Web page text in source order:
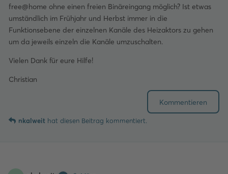
free@home ohne einen freien Binäreingang möglich? Ist etwas
umständlich im Frühjahr und Herbst immer in die
Funktionsebene der einzelnen Kanäle des Heizaktors zu gehen
um da jeweils einzeln die Kanäle umzuschalten.
Vielen Dank für eure Hilfe!
Christian
Kommentieren
nkalweit hat diesen Beitrag kommentiert.